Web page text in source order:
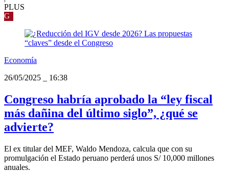
PLUS
G
Economía
26/05/2025
16:38
Congreso habría aprobado la “ley fiscal
más dañina del último siglo”, ¿qué se
advierte?
El ex titular del MEF, Waldo Mendoza, calcula que con su
promulgación el Estado peruano perderá unos S/ 10,000 millones
anuales.